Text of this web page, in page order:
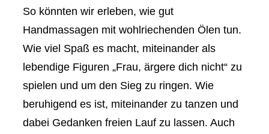
So könnten wir erleben, wie gut
Handmassagen mit wohlriechenden Ölen tun.
Wie viel Spaß es macht, miteinander als
lebendige Figuren „Frau, ärgere dich nicht“ zu
spielen und um den Sieg zu ringen. Wie
beruhigend es ist, miteinander zu tanzen und
dabei Gedanken freien Lauf zu lassen. Auch